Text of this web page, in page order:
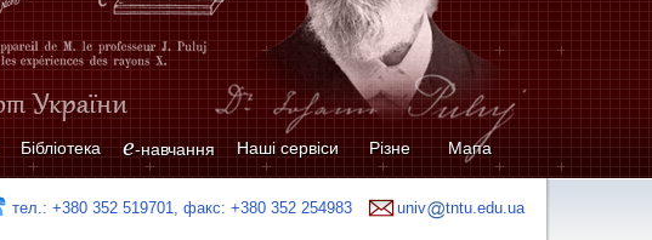
Бібліотека e-навчання Наші сервіси Різне Мапа
тел.: +380 352 519701, факс: +380 352 254983 univ tntu.edu.ua